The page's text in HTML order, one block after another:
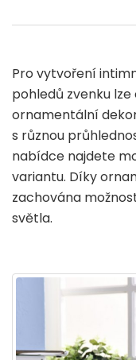
Pro vytvoření
pohledů zvenku
ornamentální
s různou
nabídce najdete
variantu. Díky
zachována
světla.